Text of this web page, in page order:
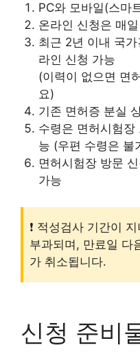
PC와 모바일(스마
온라인 신청은 매
최근 2년 이내 국
라인 신청 가능
(이력이 없으면 면
요)
기존 면허증 분실
수령은 면허시험
능 (우편 수령은 불
면허시험장 방문
가능
❗️ 적성검사 기간이
부과되며, 만료일 다
가 취소됩니다.
신청 준비